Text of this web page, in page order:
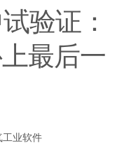
验证：
最后一
工业软件